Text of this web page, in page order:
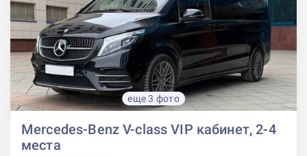
еще 3 фото
Mercedes-Benz V-class VIP кабинет, 2-4
места